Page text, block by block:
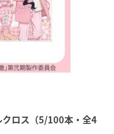
クロス（5/100本・全4